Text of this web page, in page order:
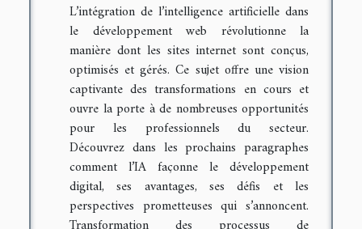
L’intégration de l’intelligence artificielle dans
le développement web révolutionne la
manière dont les sites internet sont conçus,
optimisés et gérés. Ce sujet offre une vision
captivante des transformations en cours et
ouvre la porte à de nombreuses opportunités
pour les professionnels du secteur.
Découvrez dans les prochains paragraphes
comment l’IA façonne le développement
digital, ses avantages, ses défis et les
perspectives prometteuses qui s’annoncent.